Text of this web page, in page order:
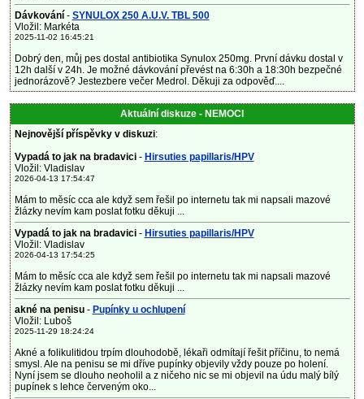
Dávkování - SYNULOX 250 A.U.V. TBL 500
Vložil: Markéta
2025-11-02 16:45:21
Dobrý den, můj pes dostal antibiotika Synulox 250mg. První dávku dostal v
12h další v 24h. Je možné dávkování převést na 6:30h a 18:30h bezpečné
jednorázově? Jestezbere večer Medrol. Děkuji za odpověď....
Aktuální diskuze - NEMOCI
Nejnovější příspěvky v diskuzi:
Vypadá to jak na bradavici - Hirsuties papillaris/HPV
Vložil: Vladislav
2026-04-13 17:54:47
Mám to měsíc cca ale když sem řešil po internetu tak mi napsali mazové
žlázky nevím kam poslat fotku děkuji ...
Vypadá to jak na bradavici - Hirsuties papillaris/HPV
Vložil: Vladislav
2026-04-13 17:54:25
Mám to měsíc cca ale když sem řešil po internetu tak mi napsali mazové
žlázky nevím kam poslat fotku děkuji ...
akné na penisu- Pupínky u ochlupení
Vložil: Luboš
2025-11-29 18:24:24
Akné a folikulitidou trpím dlouhodobě, lékaři odmítají řešit příčinu, to nemá
smysl. Ale na penisu se mi dříve pupínky objevily vždy pouze po holení.
Nyní jsem se dlouho neoholil a z ničeho nic se mi objevil na údu malý bílý
pupínek s lehce červeným oko...